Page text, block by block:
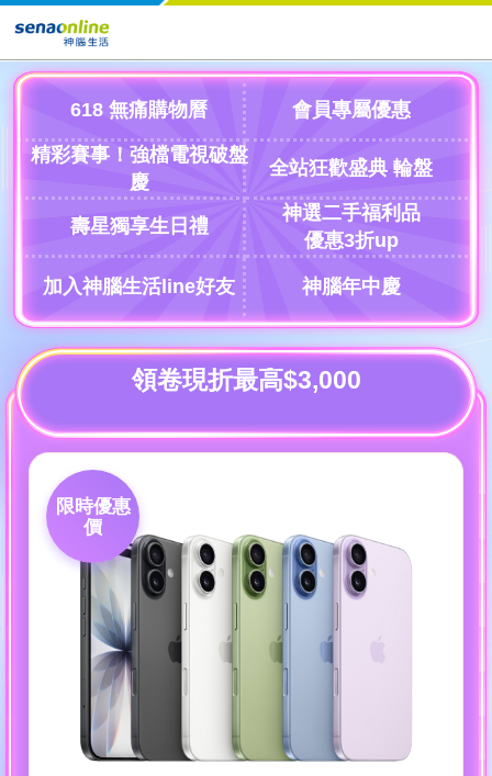
618 無痛購物曆 會員專屬優惠
精彩賽事！強檔電視破盤
慶
全站狂歡盛典 輪盤
壽星獨享生日禮
神選二手福利品
優惠3折up
加入神腦生活line好友 神腦年中慶
領卷現折最高$3,000
限時優惠
價